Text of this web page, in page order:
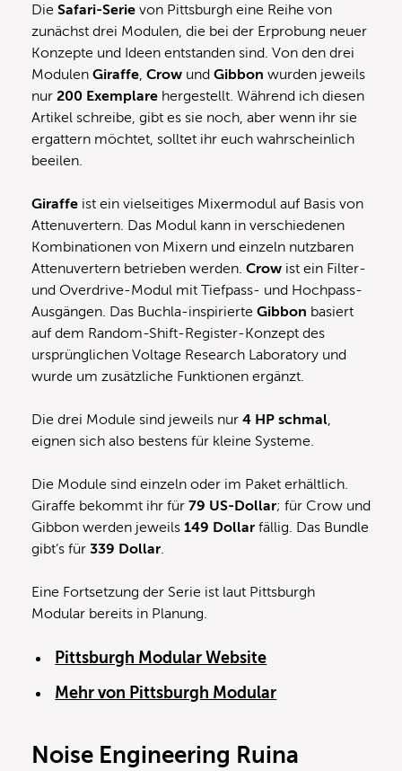
Die Safari-Serie von Pittsburgh eine Reihe von
zunächst drei Modulen, die bei der Erprobung neuer
Konzepte und Ideen entstanden sind. Von den drei
Modulen Giraffe Crow und Gibbon wurden jeweils
nur 200 Exemplare hergestellt. Während ich diesen
Artikel schreibe, gibt es sie noch, aber wenn ihr sie
ergattern möchtet, solltet ihr euch wahrscheinlich
beeilen.
Giraffe ist ein vielseitiges Mixermodul auf Basis von
Attenuvertern. Das Modul kann in verschiedenen
Kombinationen von Mixern und einzeln nutzbaren
Attenuvertern betrieben werden. Crow ist ein Filter-
und Overdrive-Modul mit Tiefpass- und Hochpass-
Ausgängen. Das Buchla-inspirierte Gibbon basiert
auf dem Random-Shift-Register-Konzept des
ursprünglichen Voltage Research Laboratory und
wurde um zusätzliche Funktionen ergänzt.
Die drei Module sind jeweils nur 4 HP schmal
eignen sich also bestens für kleine Systeme.
Die Module sind einzeln oder im Paket erhältlich.
Giraffe bekommt ihr für 79 US-Dollar; für Crow und
Gibbon werden jeweils 149 Dollar fällig. Das Bundle
gibt’s für 339 Dollar
Eine Fortsetzung der Serie ist laut Pittsburgh
Modular bereits in Planung.
Pittsburgh Modular Website
Mehr von Pittsburgh Modular
Noise Engineering Ruina